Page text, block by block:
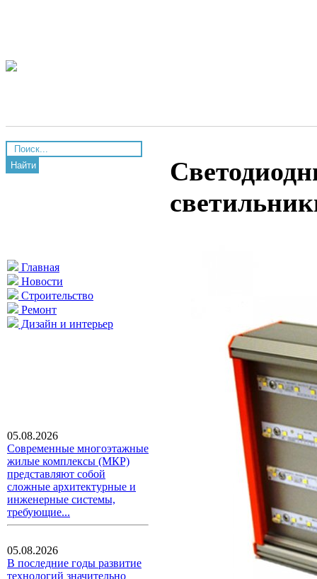
Найти
Главная
Новости
Строительство
Ремонт
Дизайн и интерьер
05.08.2026
Современные многоэтажные
жилые комплексы (МКР)
представляют собой
сложные архитектурные и
инженерные системы,
требующие...
05.08.2026
В последние годы развитие
технологий значительно